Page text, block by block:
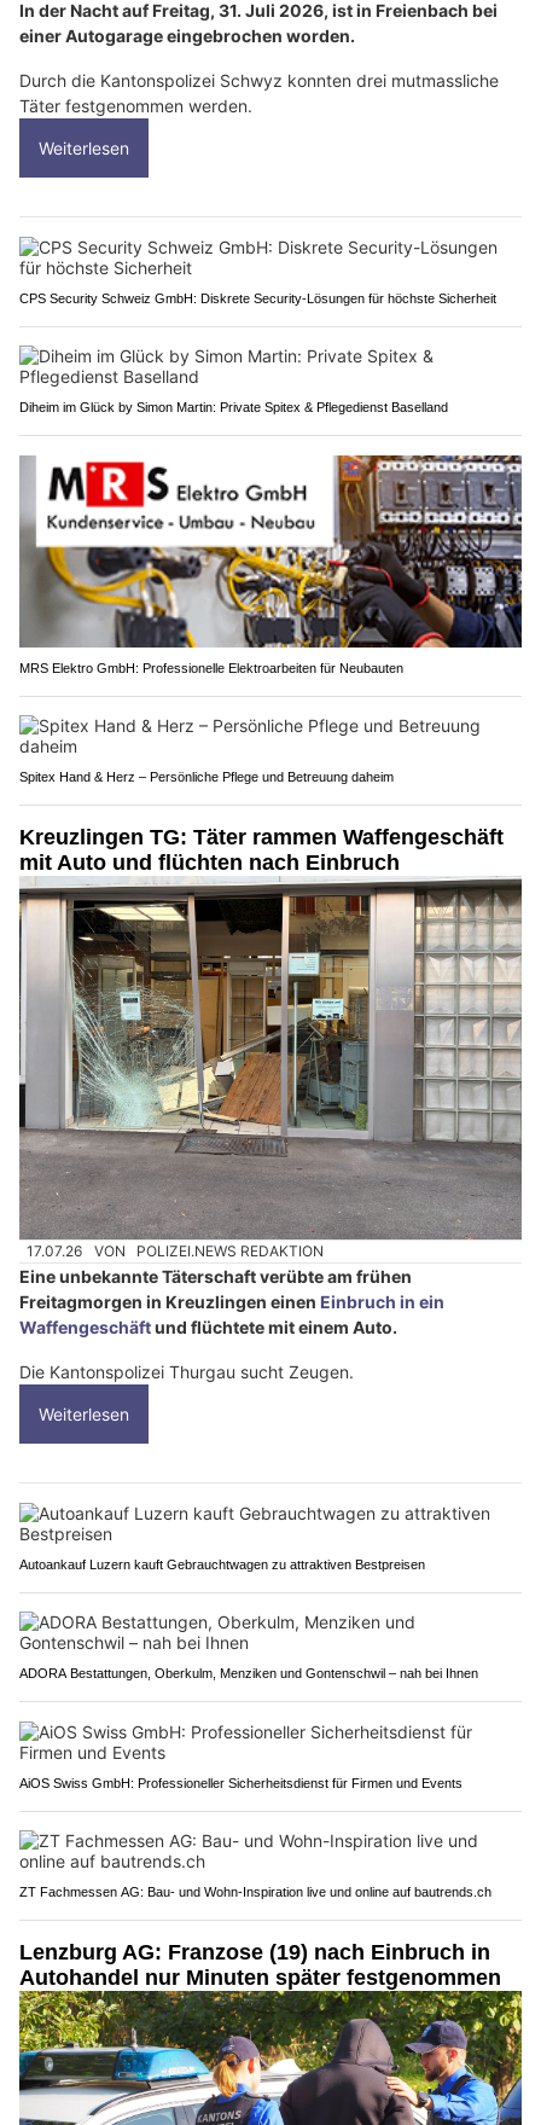
In der Nacht auf Freitag, 31. Juli 2026, ist in Freienbach bei
einer Autogarage eingebrochen worden.
Durch die Kantonspolizei Schwyz konnten drei mutmassliche
Täter festgenommen werden.
Weiterlesen
CPS Security Schweiz GmbH: Diskrete Security-Lösungen für höchste Sicherheit
Diheim im Glück by Simon Martin: Private Spitex & Pflegedienst Baselland
MRS Elektro GmbH: Professionelle Elektroarbeiten für Neubauten
Spitex Hand & Herz – Persönliche Pflege und Betreuung daheim
Kreuzlingen TG: Täter rammen Waffengeschäft
mit Auto und flüchten nach Einbruch
17.07.26 VON POLIZEI.NEWS REDAKTION
Eine unbekannte Täterschaft verübte am frühen
Freitagmorgen in Kreuzlingen einen Einbruch in ein
Waffengeschäftund flüchtete mit einem Auto.
Die Kantonspolizei Thurgau sucht Zeugen.
Weiterlesen
Autoankauf Luzern kauft Gebrauchtwagen zu attraktiven Bestpreisen
ADORA Bestattungen, Oberkulm, Menziken und Gontenschwil – nah bei Ihnen
AiOS Swiss GmbH: Professioneller Sicherheitsdienst für Firmen und Events
ZT Fachmessen AG: Bau- und Wohn-Inspiration live und online auf bautrends.ch
Lenzburg AG: Franzose (19) nach Einbruch in
Autohandel nur Minuten später festgenommen